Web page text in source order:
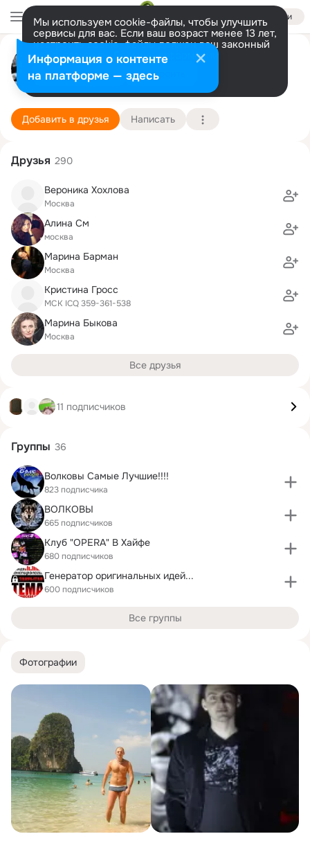
Войти
Мы используем cookie-файлы, чтобы улучшить
сервисы для вас. Если ваш возраст менее 13 лет,
настроить cookie-файлы должен ваш законный
представитель. Больше информации
Разрешить все Настроить
миша волков
Москва
11 января (43 года)
Гапшиминская школа
Подробнее
Добавить в друзья Написать
Фотографии
Друзья 290
Вероника Хохлова
Москва
Алина См
москва
Марина Барман
Mосква
Кристина Гросс
MСК ICQ 359-361-538
Марина Быкова
Москва
Все друзья
11 подписчиков
Группы 36
Волковы Самые Лучшие!!!!
823 подписчика
ВОЛКОВЫ
665 подписчиков
Клуб "OPERA" В Хайфе
680 подписчиков
Генератор оригинальных идей...
600 подписчиков
Все группы
Информация о контенте
на платформе — здесь